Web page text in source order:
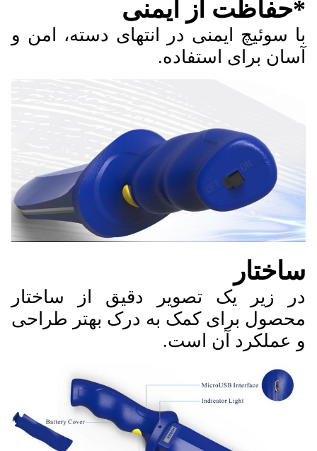
*حفاظت از ایمنی
با سوئیچ ایمنی در انتهای دسته، امن و
آسان برای استفاده.
ساختار
در زیر یک تصویر دقیق از ساختار
محصول برای کمک به درک بهتر طراحی
و عملکرد آن است.